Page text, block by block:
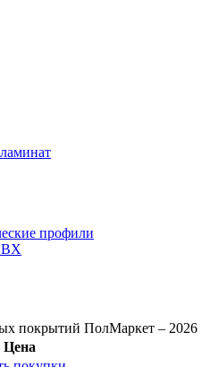
профили
покрытий ПолМаркет – 2026
Цена